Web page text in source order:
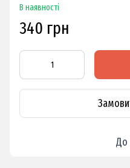
В наявності
340 грн
До